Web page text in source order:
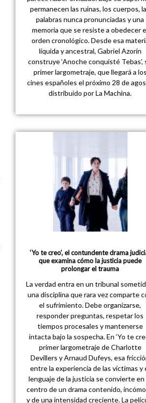
permanecen las ruinas, los cuerpos,
palabras nunca pronunciadas y una
memoria que se resiste a obedecer
orden cronológico. Desde esa
líquida y ancestral, Gabriel Azorín
construye ‘Anoche conquisté Tebas’,
primer largometraje, que llegará a los
cines españoles el próximo 28 de
distribuido por La Machina.
‘Yo te creo’, el contundente drama
que examina cómo la justicia puede
prolongar el trauma
La verdad entra en un tribunal
una disciplina que rara vez comparte
el sufrimiento. Debe organizarse,
responder preguntas, respetar los
tiempos procesales y mantenerse
intacta bajo la sospecha. En ‘Yo te
primer largometraje de Charlotte
Devillers y Arnaud Dufeys, esa
entre la experiencia de las víctimas y
lenguaje de la justicia se convierte en
centro de un drama contenido,
y de una intensidad creciente. La